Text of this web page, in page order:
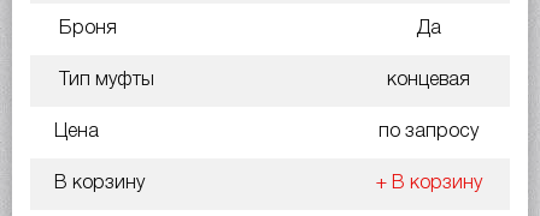
Броня Да
Тип муфты концевая
Цена по запросу
В корзину + В корзину